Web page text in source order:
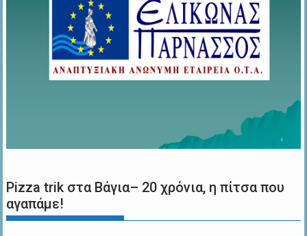
Pizza trik στα Βάγια– 20 χρόνια, η πίτσα που
αγαπάμε!